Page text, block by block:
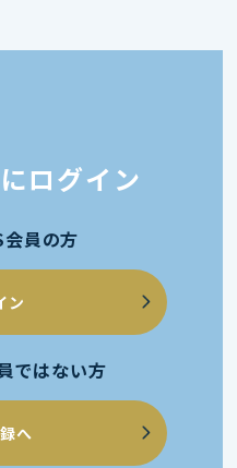
ログイン
員の方
ン
ではない方
へ